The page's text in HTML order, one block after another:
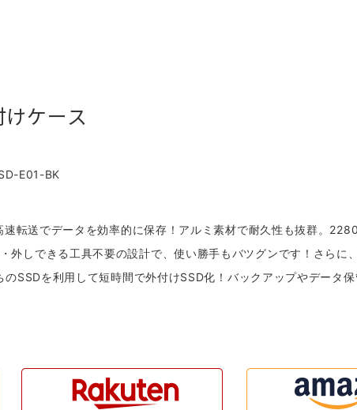
ケース
転送でデータを効率的に保存！アルミ素材で耐久性も抜群。
しできる工具不要の設計で、使い勝手もバツグンです！さらに
を利用して短時間で外付けSSD化！バックアップやデータ